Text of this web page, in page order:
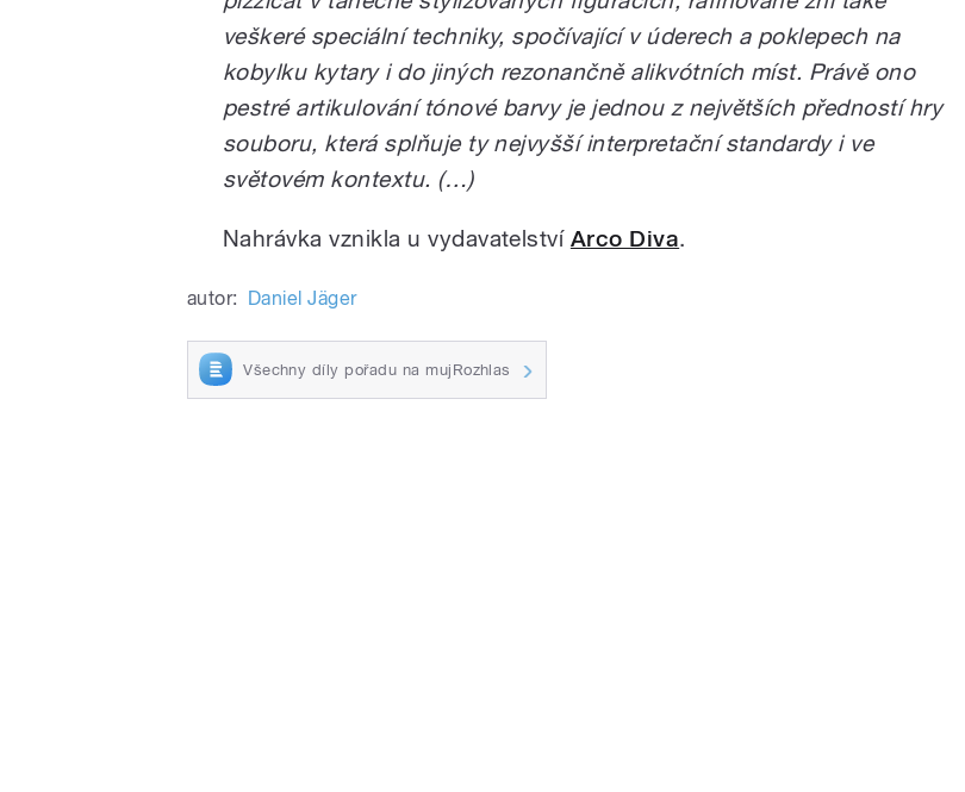
veškeré speciální techniky, spočívající v úderech a poklepech na
kobylku kytary i do jiných rezonančně alikvótních míst. Právě ono
pestré artikulování tónové barvy je jednou z největších předností hry
souboru, která splňuje ty nejvyšší interpretační standardy i ve
světovém kontextu. (…)
Nahrávka vznikla u vydavatelství Arco Diva.
autor: Daniel Jäger
Všechny díly pořadu na mujRozhlas